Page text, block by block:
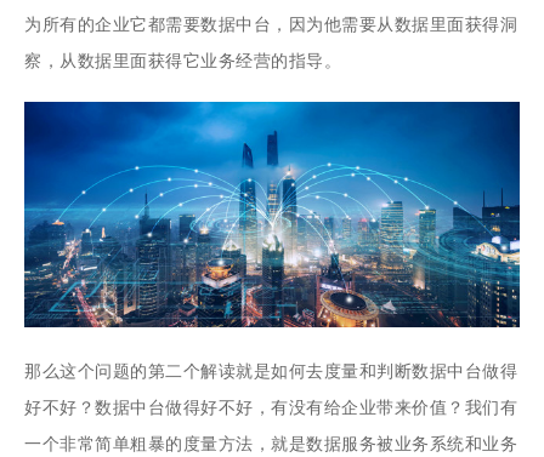
关于亿信
400-0011-866
为所有的企业它都需要数据中台，因为他需要从数据里面获得洞
察，从数据里面获得它业务经营的指导。
那么这个问题的第二个解读就是如何去度量和判断数据中台做得
好不好？数据中台做得好不好，有没有给企业带来价值？我们有
一个非常简单粗暴的度量方法，就是数据服务被业务系统和业务